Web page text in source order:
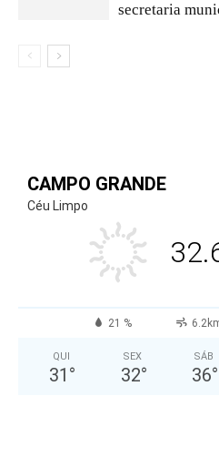
secretaria
CAMPO GRANDE
Céu Limpo
21 %
QUI
31 °
SEX
32°
SÁB
36°